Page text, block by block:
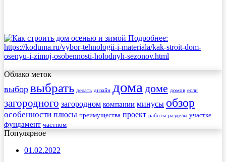
Облако меток
выбор выбрать делать дизайн дома доме домов если
загородного загородном компании минусы обзор
особенности плюсы преимущества проект работы разделы участке
фундамент частном
Популярное
01.02.2022